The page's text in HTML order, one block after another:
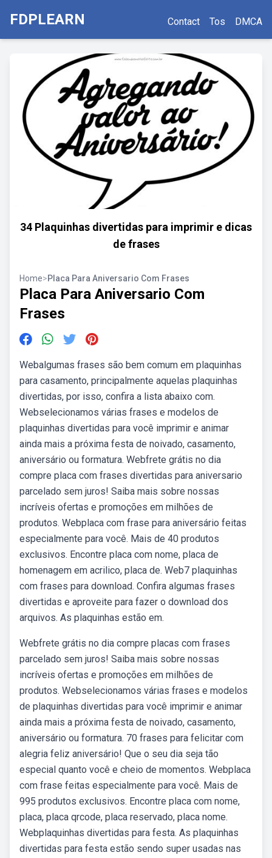
FDPLEARN Contact Tos DMCA
34 Plaquinhas divertidas para imprimir e dicas
de frases
Home>Placa Para Aniversario Com Frases
Placa Para Aniversario Com
Frases
Webalgumas frases são bem comum em plaquinhas
para casamento, principalmente aquelas plaquinhas
divertidas, por isso, confira a lista abaixo com.
Webselecionamos várias frases e modelos de
plaquinhas divertidas para você imprimir e animar
ainda mais a próxima festa de noivado, casamento,
aniversário ou formatura. Webfrete grátis no dia
compre placa com frases divertidas para aniversario
parcelado sem juros! Saiba mais sobre nossas
incríveis ofertas e promoções em milhões de
produtos. Webplaca com frase para aniversário feitas
especialmente para você. Mais de 40 produtos
exclusivos. Encontre placa com nome, placa de
homenagem em acrilico, placa de. Web7 plaquinhas
com frases para download. Confira algumas frases
divertidas e aproveite para fazer o download dos
arquivos. As plaquinhas estão em.
Webfrete grátis no dia compre placas com frases
parcelado sem juros! Saiba mais sobre nossas
incríveis ofertas e promoções em milhões de
produtos. Webselecionamos várias frases e modelos
de plaquinhas divertidas para você imprimir e animar
ainda mais a próxima festa de noivado, casamento,
aniversário ou formatura. 70 frases para felicitar com
alegria feliz aniversário! Que o seu dia seja tão
especial quanto você e cheio de momentos. Webplaca
com frase feitas especialmente para você. Mais de
995 produtos exclusivos. Encontre placa com nome,
placa, placa qrcode, placa reservado, placa nome.
Webplaquinhas divertidas para festa. As plaquinhas
divertidas para festa estão sendo super usadas nas